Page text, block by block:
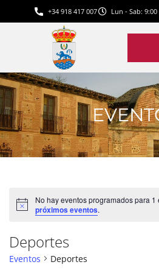
+34 918 417 007 Lun - Sab:
Aviso
No hay eventos programados para 1
próximos eventos.
Deportes
Eventos Deportes